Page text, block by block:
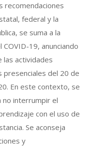
recomendaciones
federal y la
se suma a la
19, anunciando
las actividades
presenciales del 20 de
En este contexto, se
interrumpir el
con el uso de
Se aconseja
y